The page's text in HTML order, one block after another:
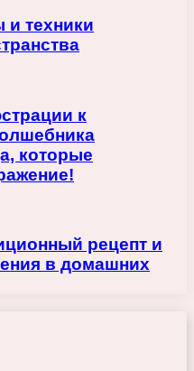
техники
к
которые
рецепт и
в домашних